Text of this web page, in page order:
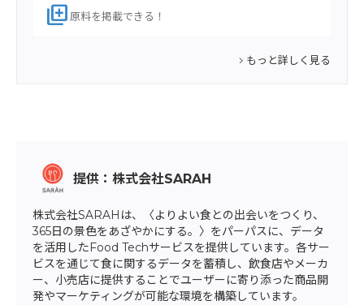
library_add 原料を掲載できる！
もっと詳しく見る
提供：株式会社SARAH
株式会社SARAHは、〈よりよい食との出会いをつくり、
365日の景色をあざやかにする。〉をパーパスに、データ
を活用したFood Techサービスを提供しています。各サー
ビスを通じて食に関するデータを蓄積し、飲食店やメーカ
ー、小売店に提供することでユーザーに寄り添った商品開
発やマーケティングが可能な環境を構築しています。